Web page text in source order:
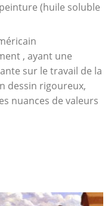
(huile soluble
, ayant une
sur le travail de la
dessin rigoureux,
nuances de valeurs